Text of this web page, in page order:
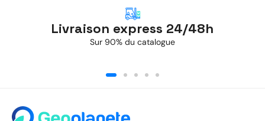
Livraison express 24/48h
Sur 90% du catalogue